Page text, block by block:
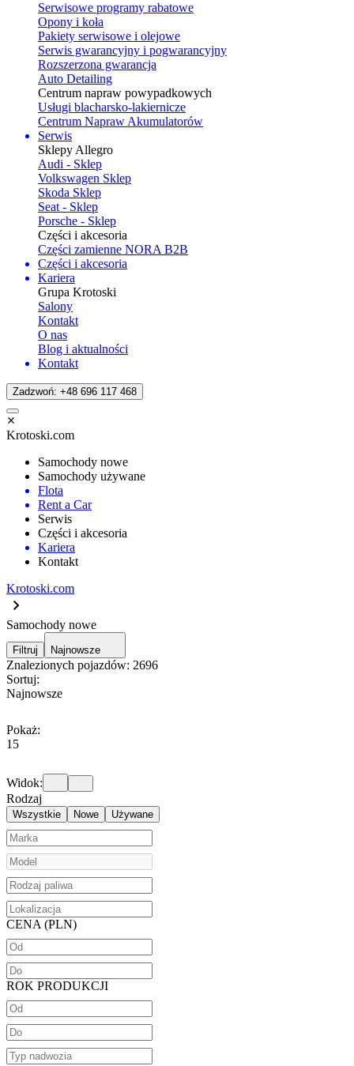
Serwisowe programy rabatowe
Opony i koła
Pakiety serwisowe i olejowe
Serwis gwarancyjny i pogwarancyjny
Rozszerzona gwarancja
Auto Detailing
Centrum napraw powypadkowych
Usługi blacharsko-lakiernicze
Centrum Napraw Akumulatorów
Serwis
Sklepy Allegro
Audi - Sklep
Volkswagen Sklep
Skoda Sklep
Seat - Sklep
Porsche - Sklep
Części i akcesoria
Części zamienne NORA B2B
Części i akcesoria
Kariera
Grupa Krotoski
Salony
Kontakt
O nas
Blog i aktualności
Kontakt
Zadzwoń: +48 696 117 468
Krotoski.com
Samochody nowe
Samochody używane
Flota
Rent a Car
Serwis
Części i akcesoria
Kariera
Kontakt
Krotoski.com
Samochody nowe
Filtruj Najnowsze
Znalezionych pojazdów: 2696
Sortuj:
Najnowsze
Pokaż:
15
Widok:
Rodzaj
Wszystkie Nowe Używane
CENA (PLN)
ROK PRODUKCJI